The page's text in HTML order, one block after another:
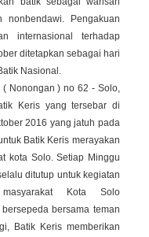
Pengakuan
internasional terhadap
ditetapkan sebagai hari
Nasional.
Nonongan ) no 62 - Solo,
Keris yang tersebar di
2016 yang jatuh pada
Batik Keris merayakan
kota Solo. Setiap Minggu
ditutup untuk kegiatan
Kota Solo
bersama teman
Batik Keris memberikan